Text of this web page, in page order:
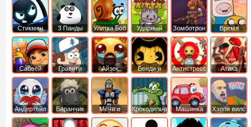
Стикмен 3 Панды Улитка Боб
Ударный
отряд котят
Зомботрон
Время
Приключений
Сабвей
Серф
Гравити
Фолз
Айзек
Бенди и
Чернильная
машина
Антистресс
Атака
Титанов
Андертейл
Баранчик
Шон
Мечи и
Сандали
Крокодильчик
Свомпи
Машинка
Вилли
Хэппи вилс